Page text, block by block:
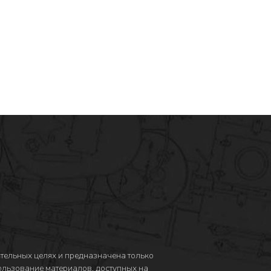
целях и предназначена только
материалов, доступных на